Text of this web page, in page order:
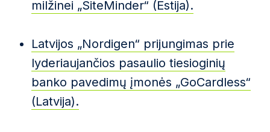
milžinei „SiteMinder“ (Estija).
Latvijos „Nordigen“ prijungimas prie
lyderiaujančios pasaulio tiesioginių
banko pavedimų įmonės „GoCardless“
(Latvija).